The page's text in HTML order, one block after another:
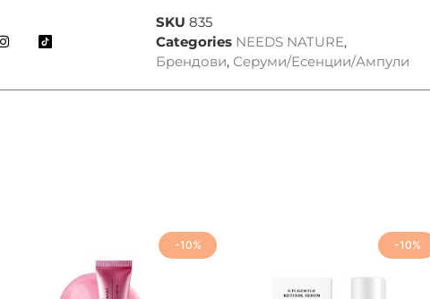
SKU 835
Categories NEEDS NATURE,
Брендови, Серуми/Есенции/Ампули
-10% -10%